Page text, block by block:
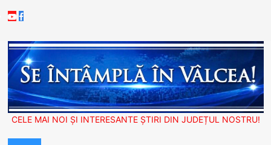
to
Youtube
Facebook
CELE MAI NOI ȘI INTERESANTE ȘTIRI DIN JUDEȚUL NOSTRU!